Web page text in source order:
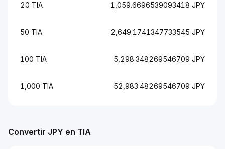
20 TIA 1,059.6696539093418 JPY
50 TIA 2,649.1741347733545 JPY
100 TIA 5,298.348269546709 JPY
1,000 TIA 52,983.48269546709 JPY
Convertir JPY en TIA